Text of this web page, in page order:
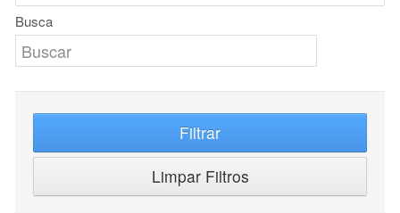
Busca
Filtrar
Limpar Filtros